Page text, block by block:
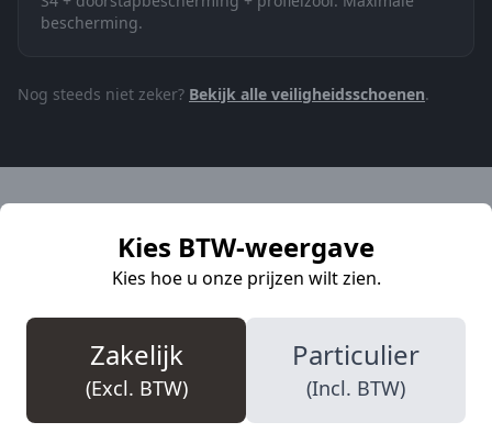
Kies BTW-weergave
Kies hoe u onze prijzen wilt zien.
Zakelijk
(Excl. BTW)
Particulier
(Incl. BTW)
bescherming.
Nog steeds niet zeker? Bekijk alle veiligheidsschoenen.
Bestsellers
De favorieten van onze klanten.